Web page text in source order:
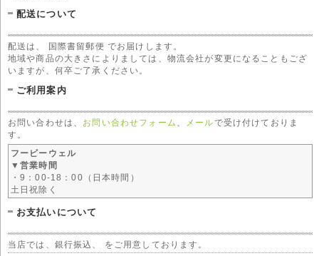
配送について
配送は、 国際書留郵便 でお届けします。
地域や商品の大きさによりましては、物流会社が変更になることもござ
いますが、何卒ご了承ください。
ご利用案内
お問い合わせは、 お問い合わせフォーム メールで受け付けておりま
す。
フービーウェル
▼営業時間
・9：00-18：00（日本時間）
土日祝除く
お支払いについて
当店では、銀行振込、 をご用意しております。